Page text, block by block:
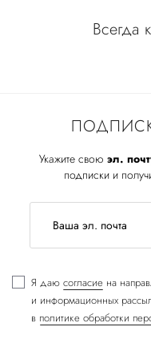
Укажите свою эл.
подписки и
Я даю согласие на
и информационных
в политике обработки
Всегда